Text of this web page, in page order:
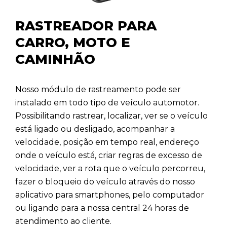
RASTREADOR PARA
CARRO, MOTO E
CAMINHÃO
Nosso módulo de rastreamento pode ser
instalado em todo tipo de veículo automotor.
Possibilitando rastrear, localizar, ver se o veículo
está ligado ou desligado, acompanhar a
velocidade, posição em tempo real, endereço
onde o veículo está, criar regras de excesso de
velocidade, ver a rota que o veículo percorreu,
fazer o bloqueio do veículo através do nosso
aplicativo para smartphones, pelo computador
ou ligando para a nossa central 24 horas de
atendimento ao cliente.